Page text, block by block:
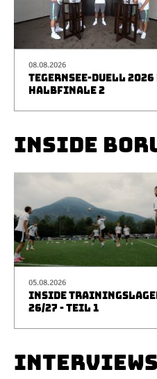
08.08.2026
TEGERNSEE-DUELL 2026 |
HALBFINALE 2
INSIDE
05.08.2026
INSIDE
26/27 - TEIL 1
INTERVIEWS